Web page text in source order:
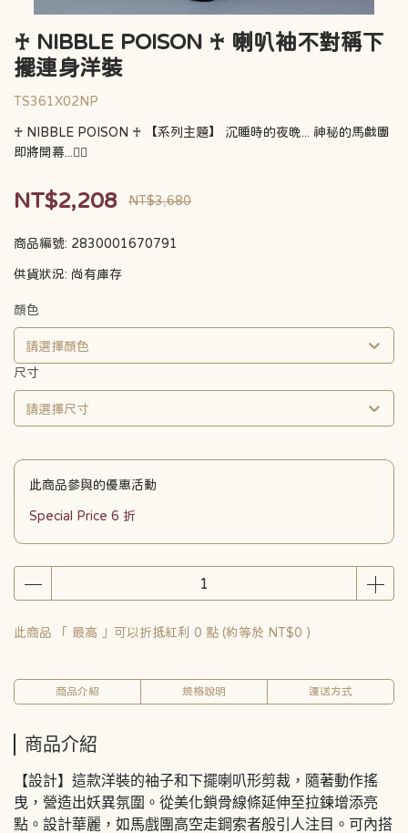
♰ NIBBLE POISON ♰ 喇叭袖不對稱下
擺連身洋裝
TS361X02NP
♰ NIBBLE POISON ♰ 【系列主題】 沉睡時的夜晚... 神秘的馬戲團
即將開幕...🧛‍♀️
NT$2,208 NT$3,680
商品編號: 2830001670791
供貨狀況: 尚有庫存
顏色
請選擇顏色
尺寸
請選擇尺寸
此商品參與的優惠活動
Special Price 6 折
此商品 「 最高 」可以折抵紅利 0 點 (約等於 NT$0 )
商品介紹 規格說明 運送方式
商品介紹
【設計】這款洋裝的袖子和下擺喇叭形剪裁，隨著動作搖
曳，營造出妖異氛圍。從美化鎖骨線條延伸至拉鍊增添亮
點。設計華麗，如馬戲團高空走鋼索者般引人注目。可內搭